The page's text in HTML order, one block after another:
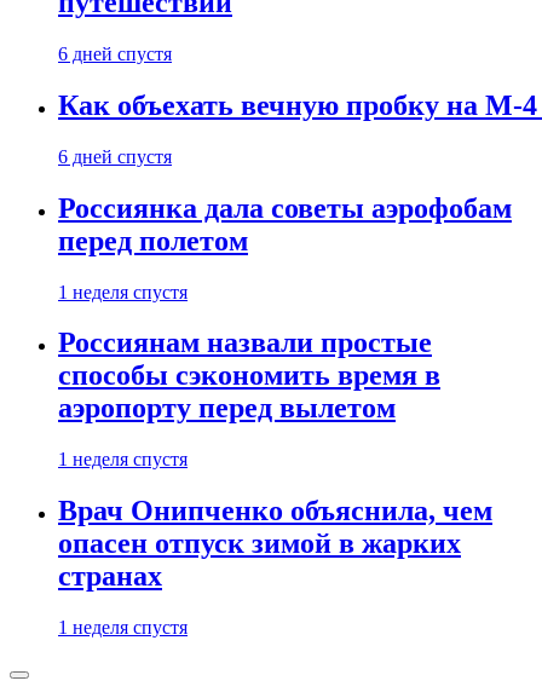
6 дней спустя
Как объехать вечную пробку на М-
6 дней спустя
Россиянка дала советы аэрофобам
перед полетом
1 неделя спустя
Россиянам назвали простые
способы сэкономить время в
аэропорту перед вылетом
1 неделя спустя
Врач Онипченко объяснила, чем
опасен отпуск зимой в жарких
странах
1 неделя спустя